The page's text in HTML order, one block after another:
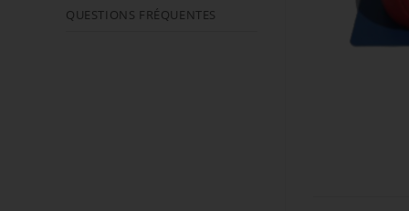
QUESTIONS FRÉQUENTES